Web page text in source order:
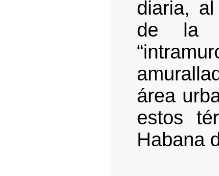
diaria,
de la
área
estos
Habana